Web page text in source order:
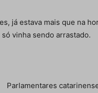
já estava mais que na
vinha sendo arrastado.
Parlamentares